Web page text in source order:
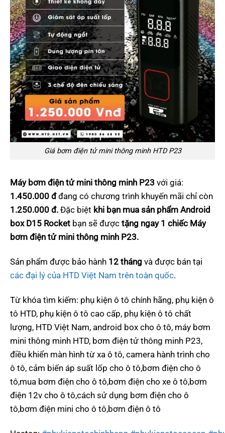
Giá bơm điện tử mini thông minh HTD P23
Máy bơm điện tử mini thông minh P23 với giá:
1.450.000 đđang có chương trình khuyến mãi chỉ còn
1.250.000 đ. Đặc biệt khi bạn mua sản phẩm Android
box D15 Rocket bạn sẽ được tặng ngay 1 chiếc Máy
bơm điện tử mini thông minh P23.
Sản phẩm được bảo hành 12 tháng và được bán tại
các đại lý của HTD Việt Nam trên toàn quốc.
Từ khóa tìm kiếm: phụ kiện ô tô chính hãng, phụ kiện ô
tô HTD, phụ kiện ô tô cao cấp, phụ kiện ô tô chất
lượng, HTD Việt Nam, android box cho ô tô, máy bơm
mini thông minh HTD, bơm điện tử thông minh P23,
điều khiển màn hình từ xa ô tô, camera hành trình cho
ô tô, cảm biến áp suất lốp cho ô tô,bơm điện cho ô
tô,mua bơm điện cho ô tô,bơm điện cho xe ô tô,bơm
điện 12v cho ô tô,cách sử dụng bơm điện cho ô
tô,bơm điện mini cho ô tô,bơm điện ô tô